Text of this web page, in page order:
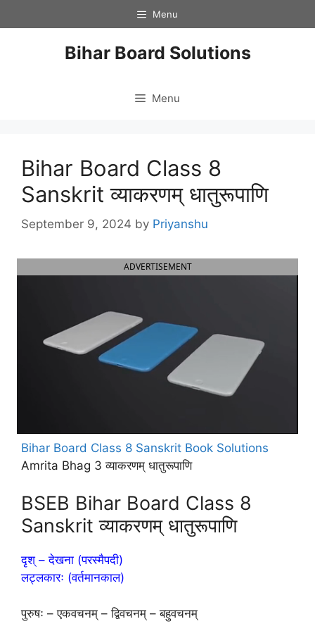
to
Menu
Bihar Board Solutions
Menu
Bihar Board Class 8
Sanskrit व्याकरणम् धातुरूपाणि
September 9, 2024 by Priyanshu
ADVERTISEMENT
Bihar Board Class 8 Sanskrit Book Solutions
Amrita Bhag 3 व्याकरणम् धातुरूपाणि
BSEB Bihar Board Class 8
Sanskrit व्याकरणम् धातुरूपाणि
दृश् – देखना (परस्मैपदी)
लट्लकारः (वर्तमानकाल)
पुरुषः – एकवचनम् – द्विवचनम् – बहुवचनम्